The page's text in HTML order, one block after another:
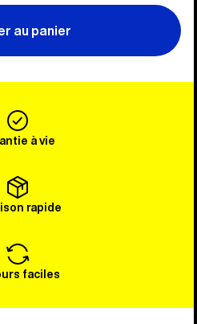
au panier
à vie
rapide
faciles